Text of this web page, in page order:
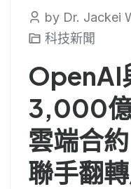
by Dr. Jackei
科技新聞
OpenAI
3,000億
雲端合
聯手翻